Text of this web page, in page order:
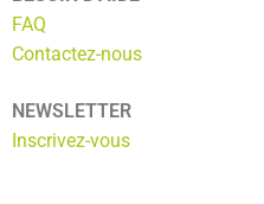
FAQ
Contactez-nous
NEWSLETTER
Inscrivez-vous